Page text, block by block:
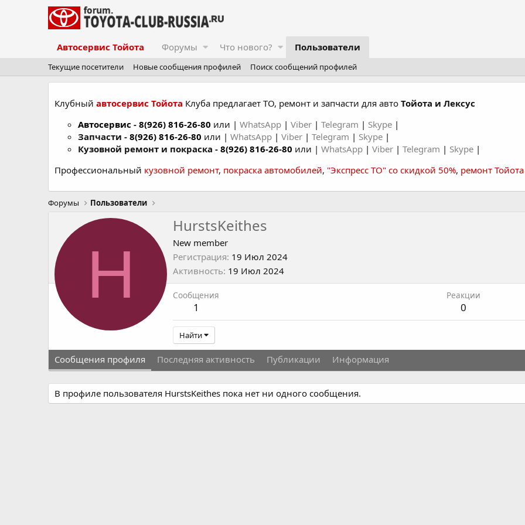
Автосервис Тойота Форумы Что нового? Пользователи
Текущие посетители Новые сообщения профилей Поиск сообщений профилей
Клубный автосервис Тойота Клуба предлагает ТО, ремонт и запчасти для авто Тойота и Лексус
Автосервис - 8(926) 816-26-80 или | WhatsApp | Viber | Telegram | Skype |
Запчасти - 8(926) 816-26-80 или | WhatsApp | Viber | Telegram | Skype |
Кузовной ремонт и покраска - 8(926) 816-26-80 или | WhatsApp | Viber | Telegram | Skype |
Профессиональный кузовной ремонт, покраска автомобилей, "Экспресс ТО" со скидкой 50%, ремонт Тойота
Форумы Пользователи
H
HurstsKeithes
New member
Регистрация 19 Июл 2024
Активность 19 Июл 2024
Сообщения
1
Реакции
0
Найти
Сообщения профиля Последняя активность Публикации Информация
В профиле пользователя HurstsKeithes пока нет ни одного сообщения.